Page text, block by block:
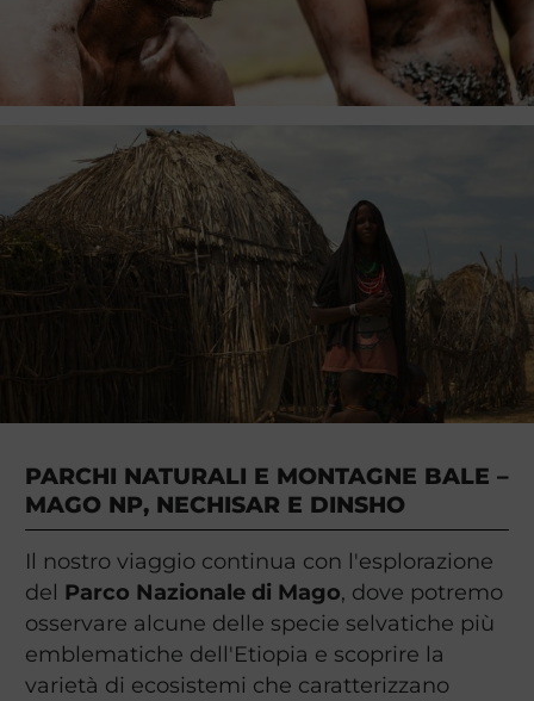
PARCHI NATURALI E MONTAGNE BALE –
MAGO NP, NECHISAR E DINSHO
Il nostro viaggio continua con l'esplorazione
del Parco Nazionale di Mago, dove potremo
osservare alcune delle specie selvatiche più
emblematiche dell'Etiopia e scoprire la
varietà di ecosistemi che caratterizzano